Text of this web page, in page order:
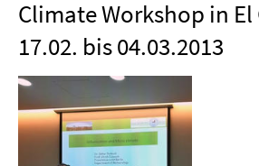
Climate Workshop in
17.02. bis 04.03.2013